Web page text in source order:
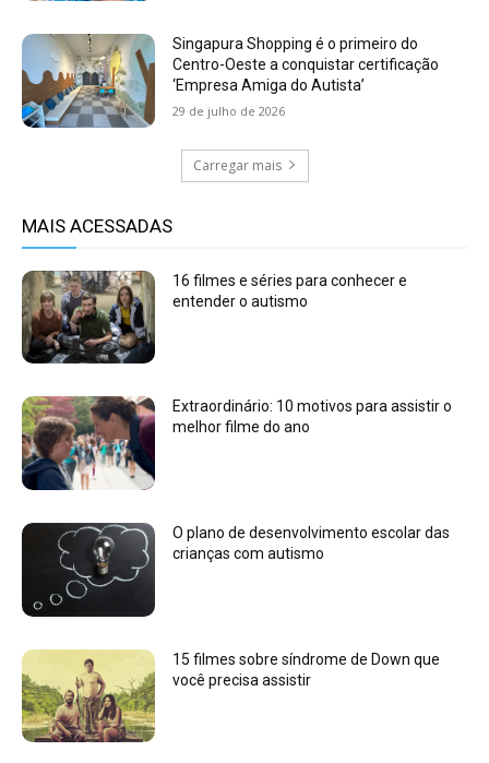
Singapura Shopping é o primeiro do
Centro-Oeste a conquistar certificação
‘Empresa Amiga do Autista’
29 de julho de 2026
Carregar mais
MAIS ACESSADAS
16 filmes e séries para conhecer e
entender o autismo
Extraordinário: 10 motivos para assistir o
melhor filme do ano
O plano de desenvolvimento escolar das
crianças com autismo
15 filmes sobre síndrome de Down que
você precisa assistir